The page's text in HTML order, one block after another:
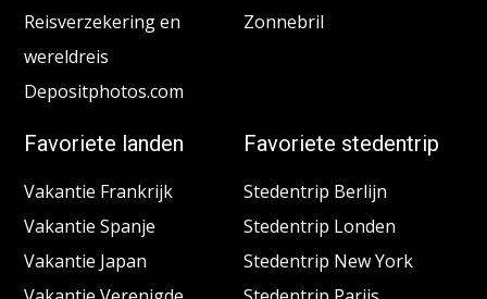
Reisverzekering en
wereldreis
Depositphotos.com
Zonnebril
Favoriete landen
Vakantie Frankrijk
Vakantie Spanje
Vakantie Japan
Favoriete stedentrip
Stedentrip Berlijn
Stedentrip Londen
Stedentrip New York